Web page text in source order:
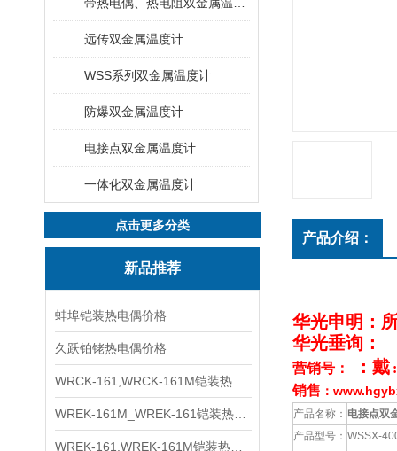
远传双金属温度计
WSS系列双金属温度计
防爆双金属温度计
电接点双金属温度计
一体化双金属温度计
点击更多分类
新品推荐
蚌埠铠装热电偶价格
久跃铂铑热电偶价格
产品介绍：
华光申明：
华光垂询：
营销号： ：戴
销售 ：
产品名称： 电接点双
产品型号： WSSX-